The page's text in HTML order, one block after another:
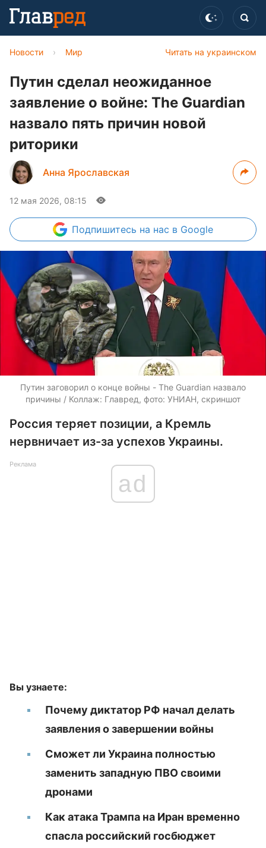
Читать на украинском
Новости › Мир
Путин сделал неожиданное
заявление о войне: The Guardian
назвало пять причин новой
риторики
Анна Ярославская
12 мая 2026, 08:15
Подпишитесь на нас в Google
Путин заговорил о конце войны - The Guardian назвало
причины / Коллаж: Главред, фото: УНИАН, скриншот
Россия теряет позиции, а Кремль
нервничает из-за успехов Украины.
Реклама
ad
Вы узнаете:
Почему диктатор РФ начал делать
заявления о завершении войны
Сможет ли Украина полностью
заменить западную ПВО своими
дронами
Как атака Трампа на Иран временно
спасла российский госбюджет